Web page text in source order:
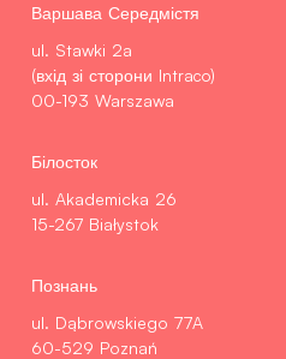
Варшава Середмістя
ul. Stawki 2a
(вхід зі сторони Intraco)
00-193 Warszawa
Білосток
ul. Akademicka 26
15-267 Białystok
Познань
ul. Dąbrowskiego 77A
60-529 Poznań